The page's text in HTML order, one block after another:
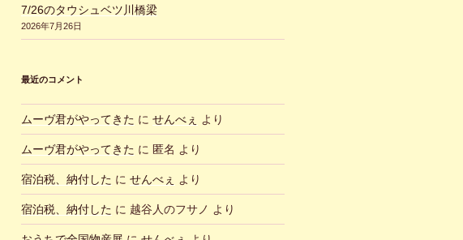
7/26のタウシュベツ川橋梁
2026年7月26日
最近のコメント
ムーヴ君がやってきた に せんべぇ より
ムーヴ君がやってきた に 匿名 より
宿泊税、納付した に せんべぇ より
宿泊税、納付した に 越谷人のフサノ より